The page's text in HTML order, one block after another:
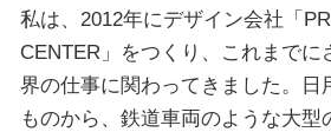
私は、2012年にデザイン会社「
CENTER」をつくり、これまでに
界の仕事に関わってきました。日
ものから、鉄道車両のような大型